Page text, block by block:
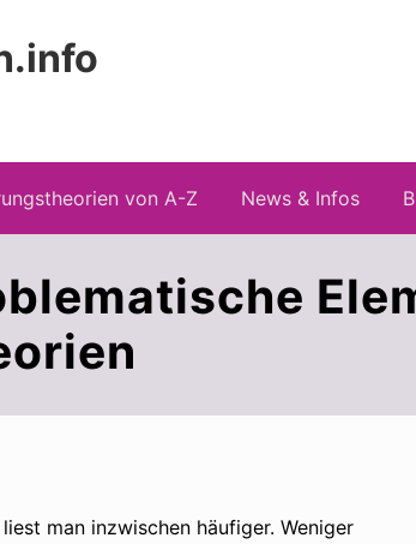
von A-Z News & Infos
man inzwischen häufiger. Weniger